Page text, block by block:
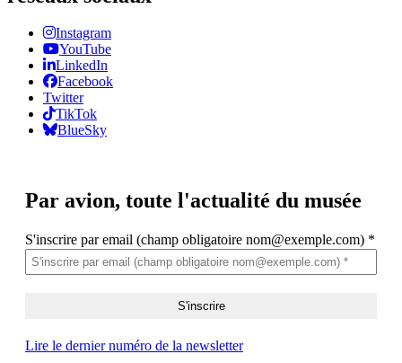
Instagram
YouTube
LinkedIn
Facebook
Twitter
TikTok
BlueSky
Par avion, toute l'actualité du musée
S'inscrire par email (champ obligatoire nom@exemple.com) *
Lire le dernier numéro de la newsletter